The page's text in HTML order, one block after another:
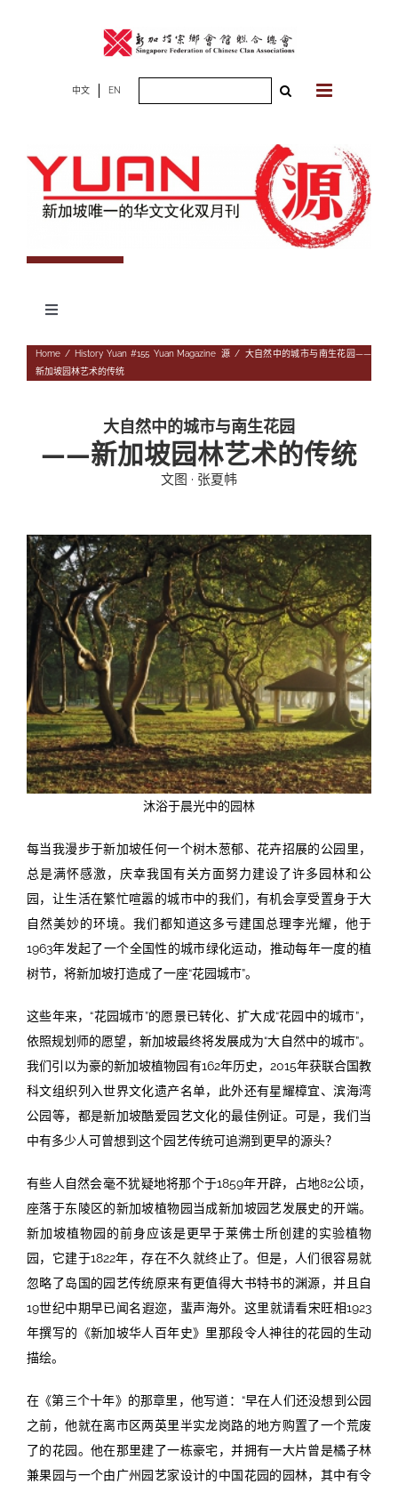
中文 EN
Toggle
专题
文学
179期
178期
177期
编委会
联系我们
{username} | 退出
Home / History,Yuan #155,Yuan Magazine 源 / 大自然中的城市与南生花园——
新加坡园林艺术的传统
大自然中的城市与南生花园
——新加坡园林艺术的传统
文图 · 张夏帏
沐浴于晨光中的园林
每当我漫步于新加坡任何一个树木葱郁、花卉招展的公园里，
总是满怀感激，庆幸我国有关方面努力建设了许多园林和公
园，让生活在繁忙喧嚣的城市中的我们，有机会享受置身于大
自然美妙的环境。我们都知道这多亏建国总理李光耀，他于
1963年发起了一个全国性的城市绿化运动，推动每年一度的植
树节，将新加坡打造成了一座“花园城市”。
这些年来，“花园城市”的愿景已转化、扩大成“花园中的城市”，
依照规划师的愿望，新加坡最终将发展成为“大自然中的城市”。
我们引以为豪的新加坡植物园有162年历史，2015年获联合国教
科文组织列入世界文化遗产名单，此外还有星耀樟宜、滨海湾
公园等，都是新加坡酷爱园艺文化的最佳例证。可是，我们当
中有多少人可曾想到这个园艺传统可追溯到更早的源头？
有些人自然会毫不犹疑地将那个于1859年开辟，占地82公顷，
座落于东陵区的新加坡植物园当成新加坡园艺发展史的开端。
新加坡植物园的前身应该是更早于莱佛士所创建的实验植物
园，它建于1822年，存在不久就终止了。但是，人们很容易就
忽略了岛国的园艺传统原来有更值得大书特书的渊源，并且自
19世纪中期早已闻名遐迩，蜚声海外。这里就请看宋旺相1923
年撰写的《新加坡华人百年史》里那段令人神往的花园的生动
描绘。
在《第三个十年》的那章里，他写道：“早在人们还没想到公园
之前，他就在离市区两英里半实龙岗路的地方购置了一个荒废
了的花园。他在那里建了一栋豪宅，并拥有一大片曾是橘子林
兼果园与一个由广州园艺家设计的中国花园的园林，其中有令